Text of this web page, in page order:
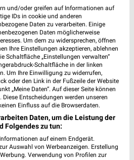
Angebote in
App!
und/oder greifen auf Informationen auf
IDs in cookie und anderen
Daten zu verarbeiten. Einige
Daten möglicherweise
Um dem zu widersprechen, öffnen
Ihre Einstellungen akzeptieren, ablehnen
Schaltfläche „Einstellungen verwalten“
Schaltfläche in der linken
Um Ihre Einwilligung zu widerrufen,
oder den Link in der Fußzeile der Website
„Meine Daten“. Auf dieser Seite können
Entscheidungen werden unseren
Einfluss auf die Browserdaten.
Daten, um die Leistung der
Folgendes zu tun:
auf einem Endgerät.
Auswahl von Werbeanzeigen. Erstellung
Verwendung von Profilen zur